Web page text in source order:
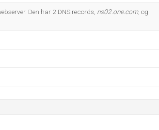
Den har 2 DNS records, ns02.one.com, og